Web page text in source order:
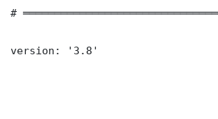
#
version: '3.8'